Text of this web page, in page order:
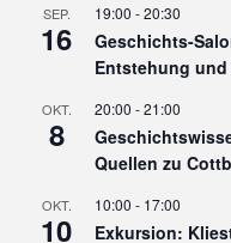
SEP.
16
19:00 -20:30
Geschichts-
Entstehung
OKT.
8
20:00 -21:00
Quellen zu
OKT.
10
10:00 - 17:00
Exkursion: